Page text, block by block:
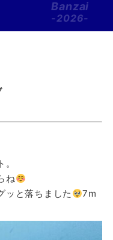
Banzai
-2026-
ね
ッと落ちました
7m